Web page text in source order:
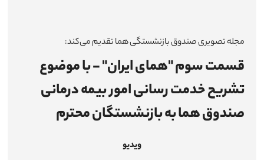
هیئت مدیره
اطلاع‌رسانی
میزخدمت
مجله تصویری صندوق بازنشستگی هما تقدیم می‌کند:
قسمت سوم "همای ایران" - با موضوع
تشریح خدمت رسانی امور بیمه درمانی
صندوق هما به بازنشستگان محترم
ویدیو